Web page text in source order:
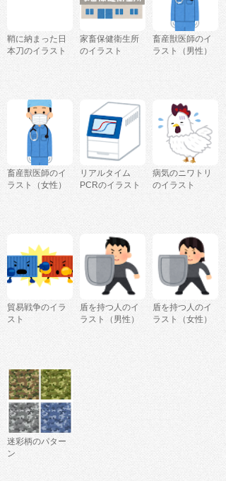
鞘に納まった日
本刀のイラスト
家畜保健衛生所
のイラスト
畜産獣医師のイ
ラスト（男性）
畜産獣医師のイ
ラスト（女性）
リアルタイム
PCRのイラスト
病気のニワトリ
のイラスト
貿易戦争のイラ
スト
盾を持つ人のイ
ラスト（男性）
盾を持つ人のイ
ラスト（女性）
迷彩柄のパター
ン